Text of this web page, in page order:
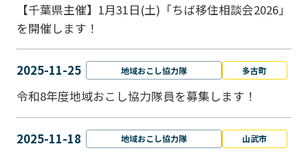
【千葉県主催】1月31日(土)「ちば移住相談会2026」
を開催します！
2025-11-25 地域おこし協力隊 多古町
令和8年度地域おこし協力隊員を募集します！
2025-11-18 地域おこし協力隊 山武市